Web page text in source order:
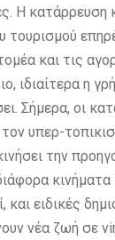
Η κατάρρευση
τουρισμού
και τις
ιδιαίτερα η
Σήμερα, οι
υπερ-
την
κινήματα
και ειδικές
νέα ζωή σε